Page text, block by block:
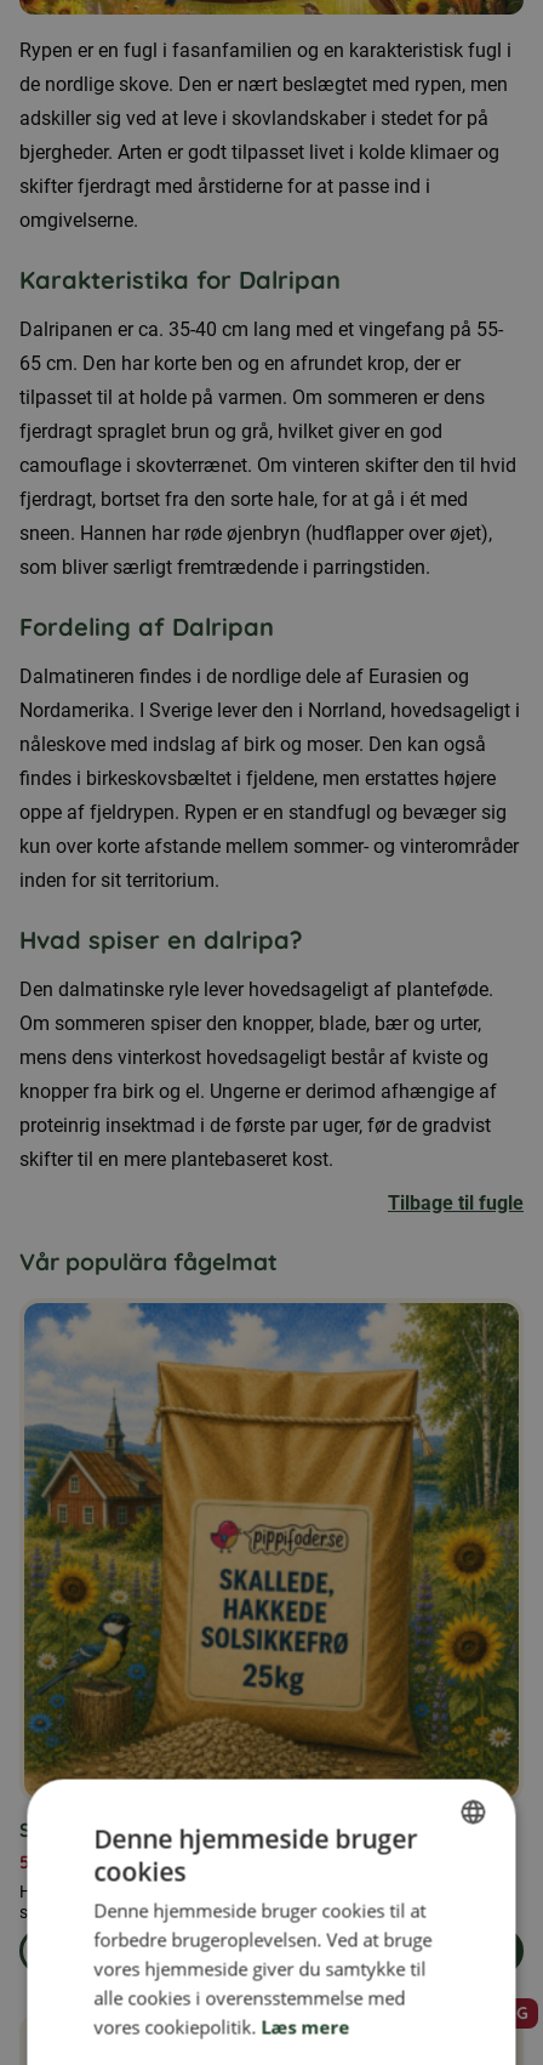
Rypen er en fugl i fasanfamilien og en karakteristisk fugl i
de nordlige skove. Den er nært beslægtet med rypen, men
adskiller sig ved at leve i skovlandskaber i stedet for på
bjergheder. Arten er godt tilpasset livet i kolde klimaer og
skifter fjerdragt med årstiderne for at passe ind i
omgivelserne.
Karakteristika for Dalripan
Dalripanen er ca. 35-40 cm lang med et vingefang på 55-
65 cm. Den har korte ben og en afrundet krop, der er
tilpasset til at holde på varmen. Om sommeren er dens
fjerdragt spraglet brun og grå, hvilket giver en god
camouflage i skovterrænet. Om vinteren skifter den til hvid
fjerdragt, bortset fra den sorte hale, for at gå i ét med
sneen. Hannen har røde øjenbryn (hudflapper over øjet),
som bliver særligt fremtrædende i parringstiden.
Fordeling af Dalripan
Dalmatineren findes i de nordlige dele af Eurasien og
Nordamerika. I Sverige lever den i Norrland, hovedsageligt i
nåleskove med indslag af birk og moser. Den kan også
findes i birkeskovsbæltet i fjeldene, men erstattes højere
oppe af fjeldrypen. Rypen er en standfugl og bevæger sig
kun over korte afstande mellem sommer- og vinterområder
inden for sit territorium.
Hvad spiser en dalripa?
Den dalmatinske ryle lever hovedsageligt af planteføde.
Om sommeren spiser den knopper, blade, bær og urter,
mens dens vinterkost hovedsageligt består af kviste og
knopper fra birk og el. Ungerne er derimod afhængige af
proteinrig insektmad i de første par uger, før de gradvist
skifter til en mere plantebaseret kost.
Tilbage til fugle
Vår populära fågelmat
Skallede, hakkede solsikkefrø 25 kg
519,00 kr.
Hakkede solsikkefrø er gode til mindre fugle, der har svært ved at
spise et helt solsikkefrø.
Læs mere
om produkten Skallede, hakkede solsikkefrø 25 kg
Læg i kurven
SALG
FINNISH
DANISH
NORWEGIAN
Denne hjemmeside bruger
cookies
Denne hjemmeside bruger cookies til at
forbedre brugeroplevelsen. Ved at bruge
vores hjemmeside giver du samtykke til
alle cookies i overensstemmelse med
vores cookiepolitik. Læs mere